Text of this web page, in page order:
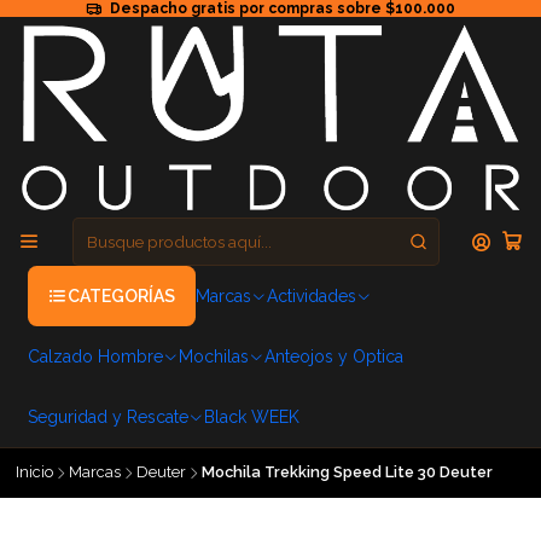
Despacho gratis por compras sobre $100.000
CATEGORÍAS Marcas Actividades
Calzado Hombre Mochilas Anteojos y Optica
Seguridad y Rescate Black WEEK
Inicio Marcas Deuter Mochila Trekking Speed Lite 30 Deuter